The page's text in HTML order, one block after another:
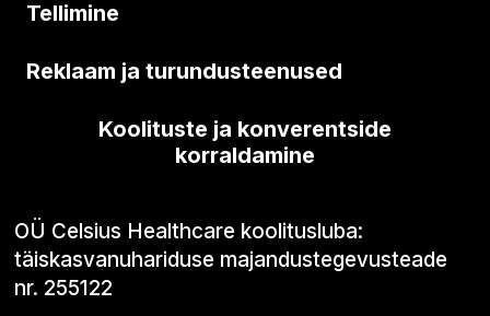
Tellimine
Reklaam ja turundusteenused
Koolituste ja konverentside
korraldamine
OÜ Celsius Healthcare koolitusluba:
täiskasvanuhariduse majandustegevusteade
nr. 255122